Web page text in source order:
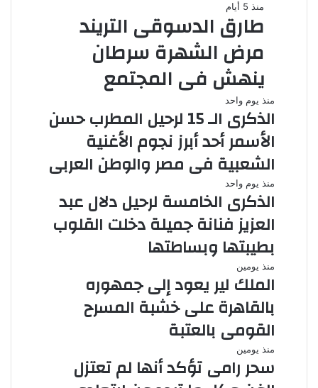
منذ 5 أيام
طارق الدسوقى التريند
مرض الشهرة سرطان
ينهش فى المجتمع
منذ يوم واحد
الذكرى الـ 15 لرحيل المطرب حسن
الأسمر أحد أبرز نجوم الأغنية
الشعبية فى مصر والوطن العربى
منذ يوم واحد
الذكرى الخامسة لرحيل دلال عبد
العزيز فنانة جميلة دخلت القلوب
بطيبتها وبساطتها
منذ يومين
الملك لير يعود إلى جمهوره
بالقاهرة على خشبة المسرح
القومى بالعتبة
منذ يومين
سحر رامى تؤكد أنها لم تعتزل